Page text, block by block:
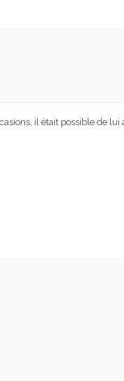
il était possible de